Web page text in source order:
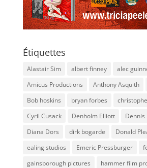
Étiquettes
Alastair Sim albert finney
alec
Amicus Productions
Anthony Asquith
Bob hoskins
bryan forbes
Cyril Cusack
Denholm Elliott
Dennis
Diana Dors
dirk bogarde
Donald
ealing studios
Emeric Pressburger
gainsborough pictures
hammer film